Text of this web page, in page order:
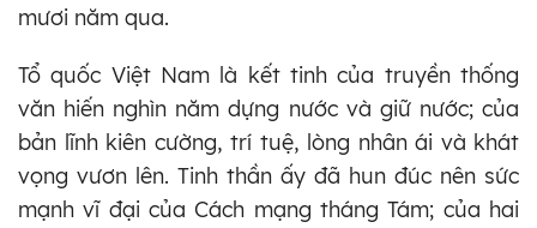
mươi năm qua.
Tổ quốc Việt Nam là kết tinh của truyền thống
văn hiến nghìn năm dựng nước và giữ nước; của
bản lĩnh kiên cường, trí tuệ, lòng nhân ái và khát
vọng vươn lên. Tinh thần ấy đã hun đúc nên sức
mạnh vĩ đại của Cách mạng tháng Tám; của hai